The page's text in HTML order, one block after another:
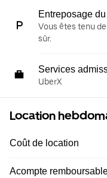
Entreposage
Vous êtes tenu
sûr.
Services
UberX
Location
Coût de location
Acompte